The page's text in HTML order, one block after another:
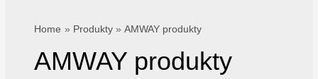
Home Produkty AMWAY produkty
AMWAY produkty